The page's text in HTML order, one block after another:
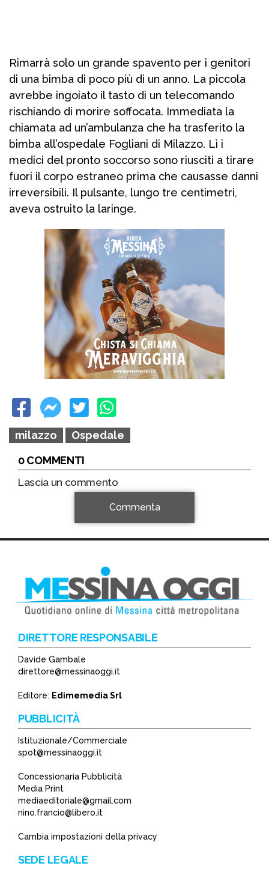
Rimarrà solo un grande spavento per i genitori
di una bimba di poco più di un anno. La piccola
avrebbe ingoiato il tasto di un telecomando
rischiando di morire soffocata. Immediata la
chiamata ad un’ambulanza che ha trasferito la
bimba all’ospedale Fogliani di Milazzo. Lì i
medici del pronto soccorso sono riusciti a tirare
fuori il corpo estraneo prima che causasse danni
irreversibili. Il pulsante, lungo tre centimetri,
aveva ostruito la laringe.
milazzo
Ospedale
0 COMMENTI
Lascia un commento
*
Commenta
DIRETTORE RESPONSABILE
Davide Gambale
direttore@messinaoggi.it
Editore: Edimemedia Srl
PUBBLICITÀ
Istituzionale/Commerciale
spot@messinaoggi.it
Concessionaria Pubblicità
Media Print
mediaeditoriale@gmail.com
nino.francio@libero.it
Cambia impostazioni della privacy
SEDE LEGALE